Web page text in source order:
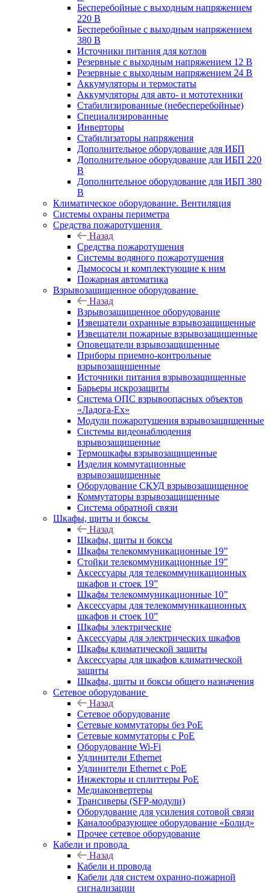
Бесперебойные с выходным напряжением
220 В
Бесперебойные с выходным напряжением
380 В
Источники питания для котлов
Резервные с выходным напряжением 12 В
Резервные с выходным напряжением 24 В
Аккумуляторы и термостаты
Аккумуляторы для авто- и мототехники
Стабилизированные (небесперебойные)
Специализированные
Инверторы
Стабилизаторы напряжения
Дополнительное оборудование для ИБП
Дополнительное оборудование для ИБП 220
В
Дополнительное оборудование для ИБП 380
В
Климатическое оборудование. Вентиляция
Системы охраны периметра
Средства пожаротушения
Назад
Средства пожаротушения
Системы водяного пожаротушения
Дымососы и комплектующие к ним
Пожарная автоматика
Взрывозащищенное оборудование
Назад
Взрывозащищенное оборудование
Извещатели охранные взрывозащищенные
Извещатели пожарные взрывозащищенные
Оповещатели взрывозащищенные
Приборы приемно-контрольные
взрывозащищенные
Источники питания взрывозащищенные
Барьеры искрозащиты
Система ОПС взрывоопасных объектов
«Ладога-Ex»
Модули пожаротушения взрывозащищенные
Системы видеонаблюдения
взрывозащищенные
Термошкафы взрывозащищенные
Изделия коммутационные
взрывозащищенные
Оборудование СКУД взрывозащищенное
Коммутаторы взрывозащищенные
Система обратной связи
Шкафы, щиты и боксы
Назад
Шкафы, щиты и боксы
Шкафы телекоммуникационные 19”
Стойки телекоммуникационные 19”
Аксессуары для телекоммуникационных
шкафов и стоек 19”
Шкафы телекоммуникационные 10”
Аксессуары для телекоммуникационных
шкафов и стоек 10”
Шкафы электрические
Аксессуары для электрических шкафов
Шкафы климатической защиты
Аксессуары для шкафов климатической
защиты
Шкафы, щиты и боксы общего назначения
Сетевое оборудование
Назад
Сетевое оборудование
Сетевые коммутаторы без PoE
Сетевые коммутаторы с PoE
Оборудование Wi-Fi
Удлинители Ethernet
Удлинители Ethernet с PoE
Инжекторы и сплиттеры PoE
Медиаконвертеры
Трансиверы (SFP-модули)
Оборудование для усиления сотовой связи
Каналообразующее оборудование «Болид»
Прочее сетевое оборудование
Кабели и провода
Назад
Кабели и провода
Кабели для систем охранно-пожарной
сигнализации